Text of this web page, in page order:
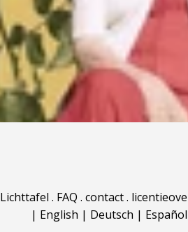
Lichttafel . FAQ . contact.
| English | Deutsch | Español